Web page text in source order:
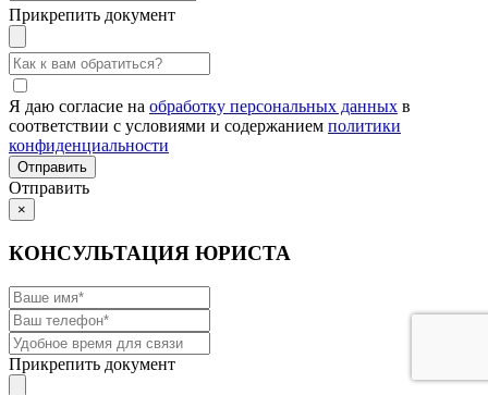
Прикрепить документ
Я даю согласие на обработку персональных данных в
соответствии с условиями и содержанием политики
конфиденциальности
Отправить
×
КОНСУЛЬТАЦИЯ ЮРИСТА
Прикрепить документ